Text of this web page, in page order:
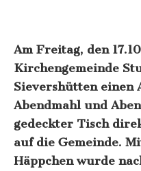
Am Freitag, den
Kirchengemeinde
Sievershütten einen
Abendmahl und
gedeckter Tisch
auf die Gemeinde.
Häppchen wurde